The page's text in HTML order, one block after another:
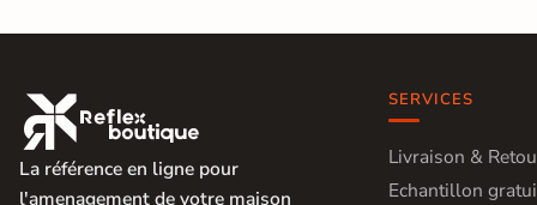

La référence en ligne pour
l'amenagement de votre maison
SERVICES
Livraison &
Echantillon